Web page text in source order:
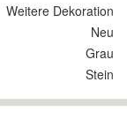
Weitere Dekoration
Neu
Grau
Stein